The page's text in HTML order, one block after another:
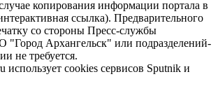
копирования информации портала в
ссылка). Предварительного
со стороны Пресс-службы
"Город Архангельск" или подразделений-
не требуется.
использует cookies сервисов Sputnik и